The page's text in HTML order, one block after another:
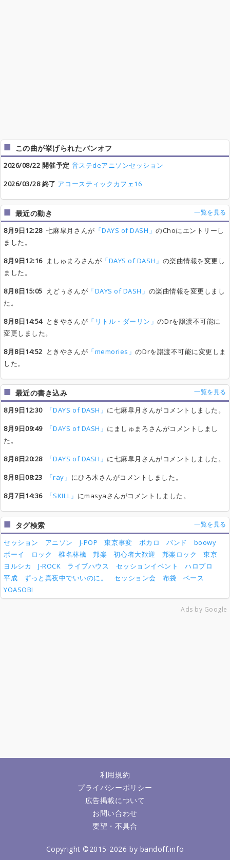
この曲が挙げられたバンオフ
2026/08/22 開催予定 音ステdeアニソンセッション
2026/03/28 終了 アコースティックカフェ16
最近の動き 一覧を見る
8月9日12:28七麻皐月さんが 「DAYS of DASH」のChoにエントリーし
ました。
8月9日12:16ましゅまろさんが 「DAYS of DASH」 の楽曲情報を変更し
ました。
8月8日15:05 えどぅさんが 「DAYS of DASH」 の楽曲情報を変更しまし
た。
8月8日14:54ときやさんが 「リトル・ダーリン」のDrを譲渡不可能に
変更しました。
8月8日14:52 ときやさんが 「memories」のDrを譲渡不可能に変更しま
した。
最近の書き込み 一覧を見る
8月9日12:30 「DAYS of DASH」 に七麻皐月さんがコメントしました。
8月9日09:49
「DAYS of DASH」 にましゅまろさんがコメントしまし
た。
8月8日20:28
「DAYS of DASH」 に七麻皐月さんがコメントしました。
8月8日08:23
「ray」 にひろ木さんがコメントしました。
8月7日14:36
「SKILL」 にmasyaさんがコメントしました。
タグ検索 一覧を見る
セッション アニソン J-POP 東京事変 ボカロ バンド
boowy
ボーイ
ロック 椎名林檎 邦楽 初心者大歓迎 邦楽ロック
東京
ヨルシカ
J-ROCK ライブハウス セッションイベント
ハロプロ
平成
ずっと真夜中でいいのに。 セッション会 布袋
ベース
YOASOBI
Ads by Google
利用規約
プライバシーポリシー
広告掲載について
お問い合わせ
要望・不具合
Copyright ©2015-2026 by bandoff.info